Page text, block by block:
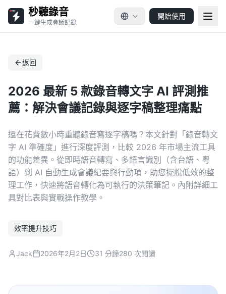
秒聽錄音
一鍵生成會議記錄
開始使用
返回
2026 最新 5 款錄音轉文字 AI 評測推
薦：解決會議記錄與逐字稿整理痛點
還在花費數小時重聽錄音寫逐字稿嗎？本文針對「錄音轉文
字 AI 準確度」進行深度評測，比較 2026 年市場主流工具
的功能差異。從即時語音轉寫、多語言識別（含台語、粵
語）到 AI 自動生成會議紀要與行動項，助您擺脫低效的整
理工作，快速將語音轉化為可執行的決策筆記。內附詳細工
具對比表與實戰操作教學。
效率提升技巧
Jack 2026年2月2日 31 分鐘280 次閱讀